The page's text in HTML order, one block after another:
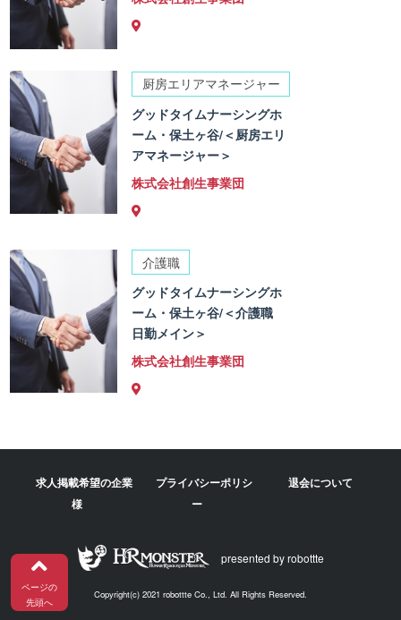
厨房エリアマネージャー
グッドタイムナーシングホ
ーム・保土ヶ谷/＜厨房エリ
アマネージャー＞
株式会社創生事業団
介護職
グッドタイムナーシングホ
ーム・保土ヶ谷/＜介護職
日勤メイン＞
株式会社創生事業団
ページの
先頭へ
求人掲載希望の企業
様
プライバシーポリシ
ー
退会について
presented by robottte
Copyright(c) 2021 robottte Co., Ltd. All Rights Reserved.